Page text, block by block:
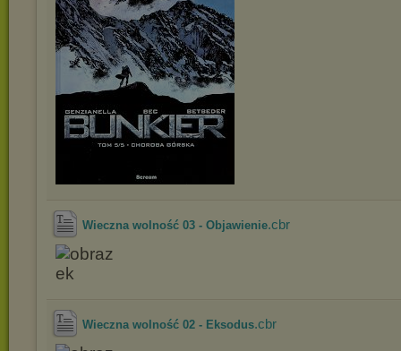
Wieczna wolność 03 - Objawienie.cbr
Wieczna wolność 02 - Eksodus.cbr